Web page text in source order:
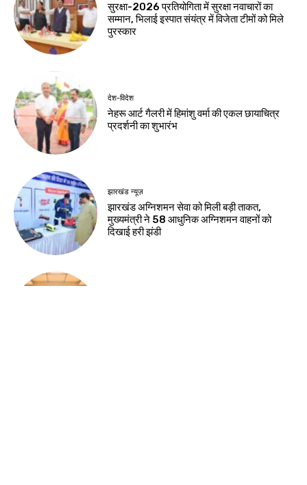
बिहार
300 किलो की कांवड़
बनी आकर्षण का केंद्र
Birsa Bhumi Live -
August 6, 2026
नवीनतम लेख
झारखंड न्यूज़